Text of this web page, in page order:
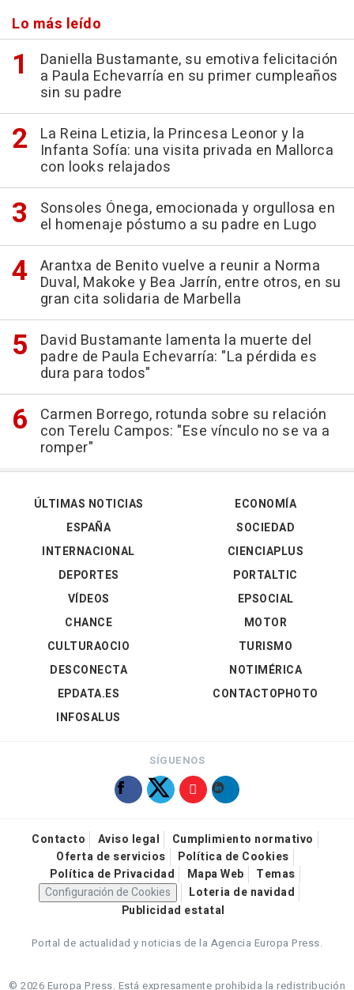
Lo más leído
Daniella Bustamante, su emotiva felicitación
a Paula Echevarría en su primer cumpleaños
sin su padre
La Reina Letizia, la Princesa Leonor y la
Infanta Sofía: una visita privada en Mallorca
con looks relajados
Sonsoles Ónega, emocionada y orgullosa en
el homenaje póstumo a su padre en Lugo
Arantxa de Benito vuelve a reunir a Norma
Duval, Makoke y Bea Jarrín, entre otros, en su
gran cita solidaria de Marbella
David Bustamante lamenta la muerte del
padre de Paula Echevarría: "La pérdida es
dura para todos"
Carmen Borrego, rotunda sobre su relación
con Terelu Campos: "Ese vínculo no se va a
romper"
ÚLTIMAS NOTICIAS
ESPAÑA
INTERNACIONAL
DEPORTES
VÍDEOS
ECONOMÍA
SOCIEDAD
CIENCIAPLUS
PORTALTIC
EPSOCIAL
CHANCE
CULTURAOCIO
DESCONECTA
EPDATA.ES
INFOSALUS
MOTOR
TURISMO
NOTIMÉRICA
CONTACTOPHOTO
SÍGUENOS
Contacto Aviso legal
Cumplimiento normativo
Oferta de servicios
Política de Cookies
Política de Privacidad
Mapa Web
Temas
Configuración de Cookies
Loteria de navidad
Publicidad estatal
Portal de actualidad y noticias de la Agencia Europa Press.
© 2026 Europa Press. Está expresamente prohibida la redistribución